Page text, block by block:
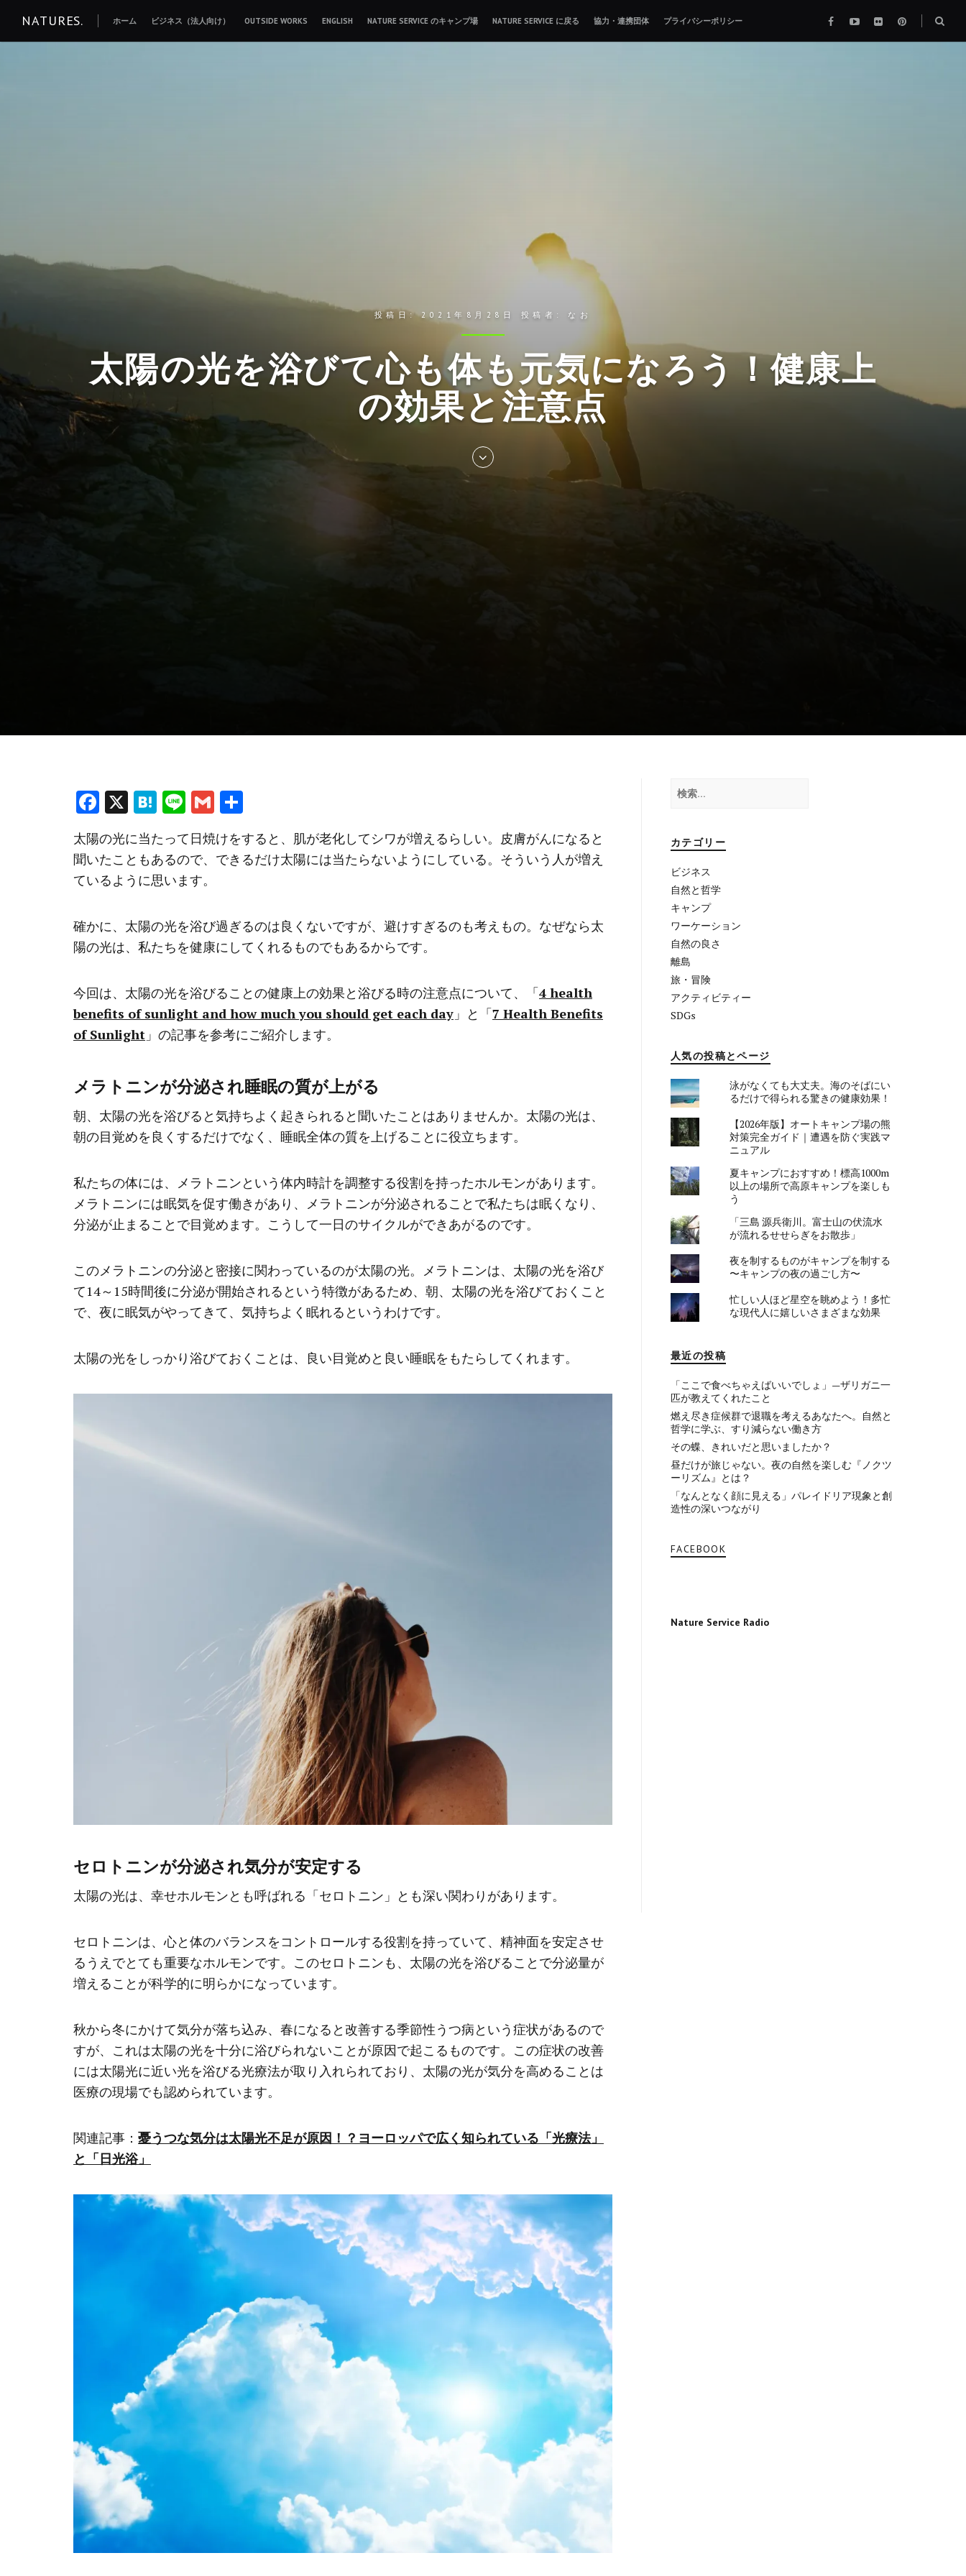
NATURES. ホーム ビジネス（法人向け） OUTSIDE WORKS ENGLISH NATURE SERVICE のキャンプ場 NATURE SERVICE に戻る 協力・連携団体 プライバシーポリシー FacebookYouTube
flickr pinterest
ボ
投稿日:2021年8月28日 投稿者: なお
太陽の光を浴びて心も体も元気になろう！健康上
の効果と注意点
to
F
ce
b
o
o
k
X H
e
n
a
Li
n
e
G
m
ai
l
有
太陽の光に当たって日焼けをすると、肌が老化してシワが増えるらしい。皮膚がんになると
聞いたこともあるので、できるだけ太陽には当たらないようにしている。そういう人が増え
ているように思います。
確かに、太陽の光を浴び過ぎるのは良くないですが、避けすぎるのも考えもの。なぜなら太
陽の光は、私たちを健康にしてくれるものでもあるからです。
今回は、太陽の光を浴びることの健康上の効果と浴びる時の注意点について、「4 health
benefits of sunlight and how much you should get each day 」と「7 Health Benefits
of Sunlight 」の記事を参考にご紹介します。
メラトニンが分泌され睡眠の質が上がる
朝、太陽の光を浴びると気持ちよく起きられると聞いたことはありませんか。太陽の光は、
朝の目覚めを良くするだけでなく、睡眠全体の質を上げることに役立ちます。
私たちの体には、メラトニンという体内時計を調整する役割を持ったホルモンがあります。
メラトニンには眠気を促す働きがあり、メラトニンが分泌されることで私たちは眠くなり、
分泌が止まることで目覚めます。こうして一日のサイクルができあがるのです。
このメラトニンの分泌と密接に関わっているのが太陽の光。メラトニンは、太陽の光を浴び
て14～15時間後に分泌が開始されるという特徴があるため、朝、太陽の光を浴びておくこと
で、夜に眠気がやってきて、気持ちよく眠れるというわけです。
太陽の光をしっかり浴びておくことは、良い目覚めと良い睡眠をもたらしてくれます。
セロトニンが分泌され気分が安定する
太陽の光は、幸せホルモンとも呼ばれる「セロトニン」とも深い関わりがあります。
セロトニンは、心と体のバランスをコントロールする役割を持っていて、精神面を安定させ
るうえでとても重要なホルモンです。このセロトニンも、太陽の光を浴びることで分泌量が
増えることが科学的に明らかになっています。
秋から冬にかけて気分が落ち込み、春になると改善する季節性うつ病という症状があるので
すが、これは太陽の光を十分に浴びられないことが原因で起こるものです。この症状の改善
には太陽光に近い光を浴びる光療法が取り入れられており、太陽の光が気分を高めることは
医療の現場でも認められています。
関連記事： 憂うつな気分は太陽光不足が原因！？ヨーロッパで広く知られている「光療法」
と「日光浴」
検
索:
カテゴリー
ビジネス
自然と哲学
キャンプ
ワーケーション
自然の良さ
離島
旅・冒険
アクティビティー
SDGs
人気の投稿とページ
泳がなくても大丈夫。海のそばにい
るだけで得られる驚きの健康効果！
【2026年版】オートキャンプ場の熊
対策完全ガイド｜遭遇を防ぐ実践マ
ニュアル
夏キャンプにおすすめ！標高1000m
以上の場所で高原キャンプを楽しも
う
「三島 源兵衛川。富士山の伏流水
が流れるせせらぎをお散歩」
夜を制するものがキャンプを制する
〜キャンプの夜の過ごし方〜
忙しい人ほど星空を眺めよう！多忙
な現代人に嬉しいさまざまな効果
最近の投稿
「ここで食べちゃえばいいでしょ」—ザリガニ一
匹が教えてくれたこと
燃え尽き症候群で退職を考えるあなたへ。自然と
哲学に学ぶ、すり減らない働き方
その蝶、きれいだと思いましたか？
昼だけが旅じゃない。夜の自然を楽しむ『ノクツ
ーリズム』とは？
「なんとなく顔に見える」パレイドリア現象と創
造性の深いつながり
FACEBOOK
Nature Service Radio